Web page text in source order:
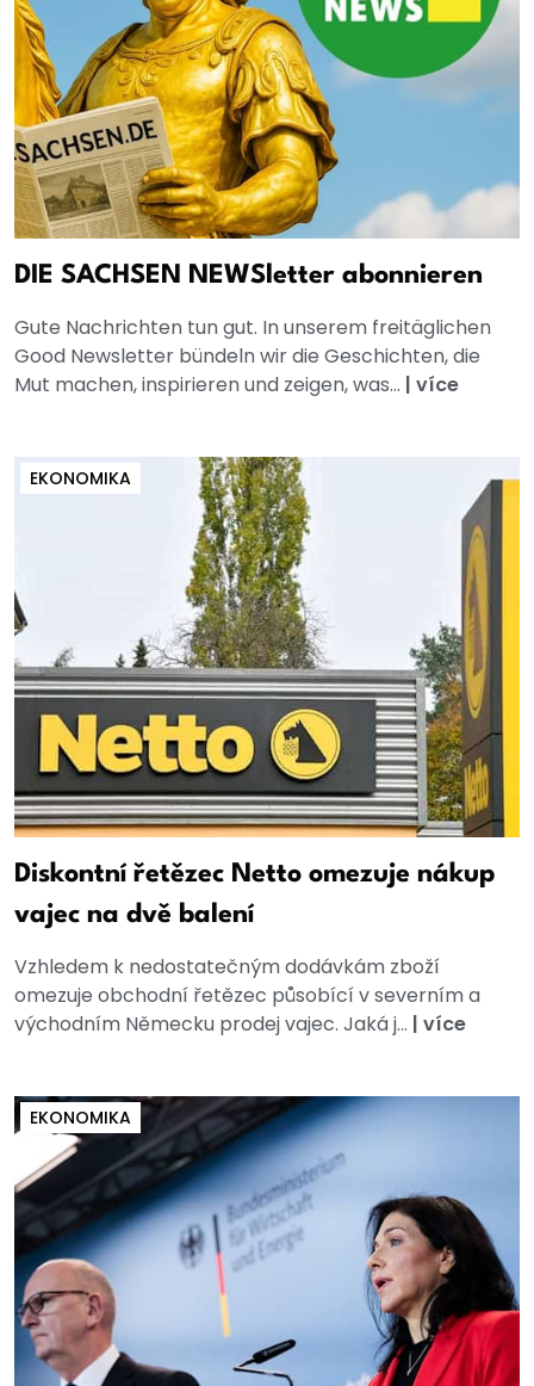
DIE SACHSEN NEWSletter abonnieren
Gute Nachrichten tun gut. In unserem freitäglichen
Good Newsletter bündeln wir die Geschichten, die
Mut machen, inspirieren und zeigen, was... | více
EKONOMIKA
Diskontní řetězec Netto omezuje nákup
vajec na dvě balení
Vzhledem k nedostatečným dodávkám zboží
omezuje obchodní řetězec působící v severním a
východním Německu prodej vajec. Jaká j... | více
EKONOMIKA